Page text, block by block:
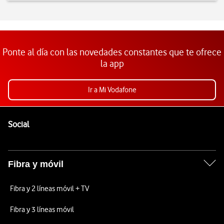
Ponte al día con las novedades constantes que te ofrece
la app
Ir a Mi Vodafone
SocialEnlaces a las redes sociales de Vodafone
Fibra y móvil
Fibra y 2 líneas móvil + TV
Fibra y 3 líneas móvil